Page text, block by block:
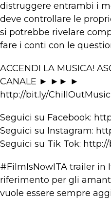
distruggere entrambi i
deve controllare le
si potrebbe rivelare
fare i conti con le
ACCENDI LA MUSICA!
CANALE ► ►► ►
http://bit.ly/
Seguici su Facebook:
Seguici su Instagram:
Seguici su Tik Tok:
#FilmIsNowITA trailer in
riferimento per gli
vuole essere sempre